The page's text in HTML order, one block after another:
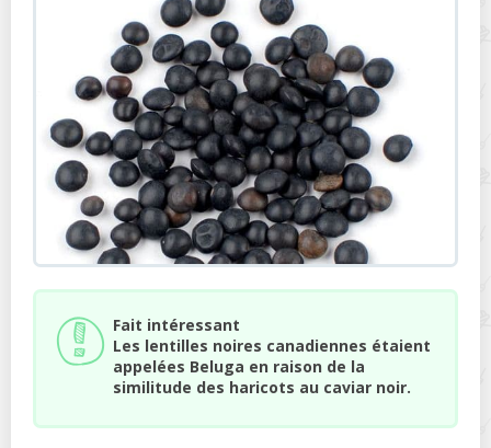
Fait intéressant
Les lentilles noires canadiennes étaient
appelées Beluga en raison de la
similitude des haricots au caviar noir.